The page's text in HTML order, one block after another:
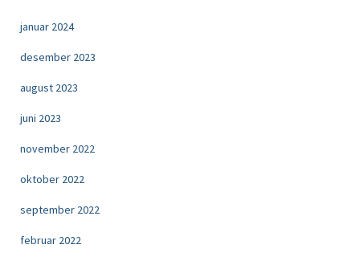
januar 2024
desember 2023
august 2023
juni 2023
november 2022
oktober 2022
september 2022
februar 2022